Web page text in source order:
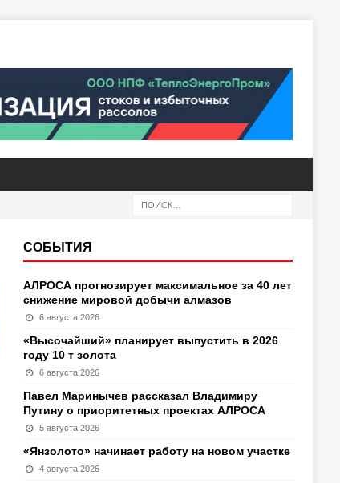
СОБЫТИЯ
АЛРОСА прогнозирует максимальное за 40 лет
снижение мировой добычи алмазов
6 августа 2026
«Высочайший» планирует выпустить в 2026
году 10 т золота
6 августа 2026
Павел Маринычев рассказал Владимиру
Путину о приоритетных проектах АЛРОСА
5 августа 2026
«Янзолото» начинает работу на новом участке
4 августа 2026